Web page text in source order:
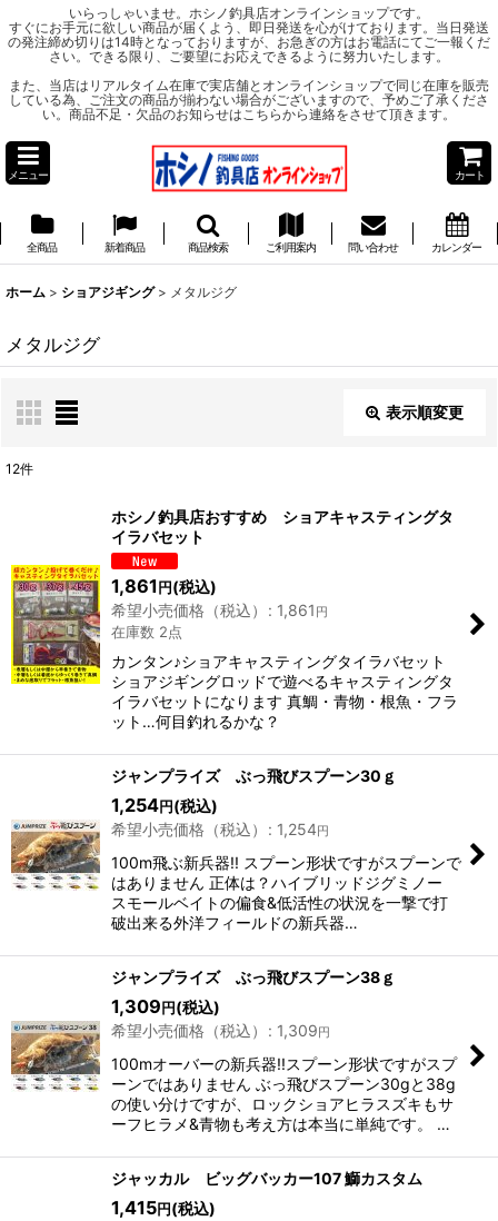
いらっしゃいませ。ホシノ釣具店オンラインショップです。
すぐにお手元に欲しい商品が届くよう、即日発送を心がけております。当日発送
の発注締め切りは14時となっておりますが、お急ぎの方はお電話にてご一報くだ
さい。できる限り、ご要望にお応えできるように努力いたします。
また、当店はリアルタイム在庫で実店舗とオンラインショップで同じ在庫を販売
している為、ご注文の商品が揃わない場合がございますので、予めご了承くださ
い。商品不足・欠品のお知らせはこちらから連絡をさせて頂きます。
メニュー カート
全商品 新着商品 商品検索 ご利用案内 問い合わせ カレンダー
ホーム > ショアジギング > メタルジグ
メタルジグ
表示順変更
並び順:
12件
ホシノ釣具店おすすめ ショアキャスティングタ
イラバセット
1,861 円 (税込)
希望小売価格（税込）
: 1,861 円
在庫数 2点
カンタン♪ショアキャスティングタイラバセット
ショアジギングロッドで遊べるキャスティングタ
イラバセットになります 真鯛・青物・根魚・フラ
ット…何目釣れるかな？
ジャンプライズ ぶっ飛びスプーン30ｇ
1,254円 (税込)
希望小売価格（税込）
: 1,254円
100m飛ぶ新兵器!! スプーン形状ですがスプーンで
はありません 正体は？ハイブリッドジグミノー
スモールベイトの偏食&低活性の状況を一撃で打
破出来る外洋フィールドの新兵器…
ジャンプライズ ぶっ飛びスプーン38ｇ
1,309 円 (税込)
希望小売価格（税込）
: 1,309 円
100mオーバーの新兵器!!スプーン形状ですがスプ
ーンではありません ぶっ飛びスプーン30gと38g
の使い分けですが、ロックショアヒラスズキもサ
ーフヒラメ&青物も考え方は本当に単純です。 …
ジャッカル ビッグバッカー107 鰤カスタム
1,415円 (税込)